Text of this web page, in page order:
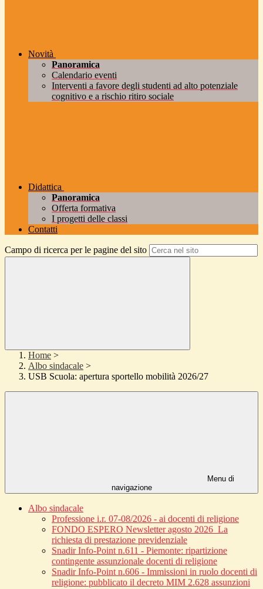
Novità
Panoramica
Calendario eventi
Interventi a favore degli studenti ad alto potenziale
cognitivo e a rischio ritiro sociale
Didattica
Panoramica
Offerta formativa
I progetti delle classi
Contatti
Campo di ricerca per le pagine del sito
Home >
Albo sindacale >
USB Scuola: apertura sportello mobilità 2026/27
Menu di
navigazione
Albo sindacale
Professione i.r. 07-08/2026 - ai docenti di religione
FONDO ESPERO Newsletter agosto 2026_La
richiesta di prestazione previdenziale
Snadir Info-Point n.611 - Piemonte: ripartizione
contingente assunzionale docenti di religione
Snadir Info-Point n.606 - Immissioni in ruolo docenti di
religione: pubblicato il decreto MIM 2.628 assunzioni